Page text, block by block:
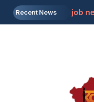
Recent News
job